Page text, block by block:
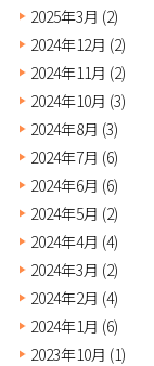
2025年3月 (2)
2024年12月 (2)
2024年11月 (2)
2024年10月 (3)
2024年8月 (3)
2024年7月 (6)
2024年6月 (6)
2024年5月 (2)
2024年4月 (4)
2024年3月 (2)
2024年2月 (4)
2024年1月 (6)
2023年10月 (1)